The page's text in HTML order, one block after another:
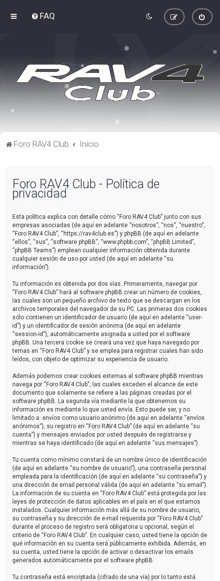
FAQ
Foro RAV4 Club Inicio
Foro RAV4 Club - Política de
privacidad
Esta política explica con detalle cómo “Foro RAV4 Club” junto con sus
empresas asociadas (de aquí en adelante “nosotros”, “nos”, “nuestro”,
“Foro RAV4 Club”, “https://rav4club.es”) y phpBB (de aquí en adelante
“ellos”, “sus”, “software phpBB”, “www.phpbb.com”, “phpBB Limited”,
“phpBB Teams”) emplean cualquier información obtenida durante
cualquier sesión de uso por usted (de aquí en adelante “su
información”).
Tu información es obtenida por dos vías. Primeramente, navegar por
“Foro RAV4 Club” hará al software phpBB crear un número de cookies,
las cuales son un pequeño archivo de texto que se descargan en los
archivos temporales del navegador de su PC. Las primeras dos cookies
sólo contienen un identificador de usuario (de aquí en adelante “user-
id”) y un identificador de sesión anónima (de aquí en adelante
“session-id”), automáticamente asignada a usted por el software
phpBB. Una tercera cookie se creará una vez que haya navegado por
temas en “Foro RAV4 Club” y se emplea para registrar cuales han sido
leídos, con objeto de optimizar su experiencia de usuario.
Además podemos crear cookies externas al software phpBB mientras
navega por “Foro RAV4 Club”, las cuales exceden el alcance de este
documento que solamente se refiere a las páginas creadas por el
software phpBB. La segunda vía mediante la que obtenemos su
información es mediante lo que usted envía. Esto puede ser, y no
limitado a: envíos como usuario anónimo (de aquí en adelante “envíos
anónimos”), su registro en “Foro RAV4 Club” (de aquí en adelante “su
cuenta”) y mensajes enviados por usted después de registrarse y
mientras se haya identificado (de aquí en adelante “sus mensajes”).
Tu cuenta como mínimo constará de un nombre único de identificación
(de aquí en adelante “su nombre de usuario”), una contraseña personal
empleada para la identificación (de aquí en adelante “su contraseña”) y
una dirección de email personal válida (de aquí en adelante “su email”).
La información de su cuenta en “Foro RAV4 Club” está protegida por las
leyes de protección de datos aplicables en el país en el que estamos
instalados. Cualquier información más allá de su nombre de usuario,
su contraseña y su dirección de e-mail requerida por “Foro RAV4 Club”
durante el proceso de registro será obligatoria u opcional, según el
criterio de “Foro RAV4 Club”. En cualquier caso, usted tiene la opción de
qué información en su cuenta será públicamente exhibida. Además, en
su cuenta, usted tiene la opción de activar o desactivar los emails
generados automáticamente por el software phpBB.
Tu contraseña está encriptada (cifrado de una vía) por lo tanto está